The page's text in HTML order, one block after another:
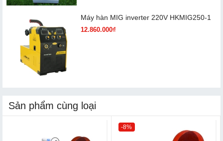
Máy hàn MIG inverter 220V HKMIG250-1
12.860.000₫
Sản phẩm cùng loại
-8%